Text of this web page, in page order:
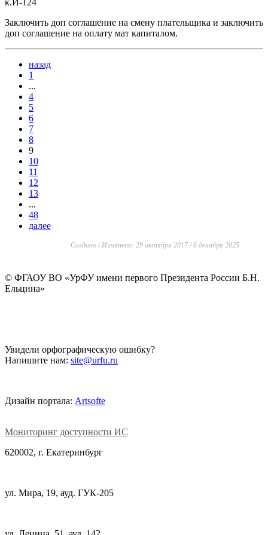
к.И-124
Заключить доп соглашение на смену плательщика и заключить
доп соглашение на оплату мат капиталом.
назад
1
...
4
5
6
7
8
9
10
11
12
13
...
48
далее
Создано / Изменено: 29 октября 2017 / 6 декабря 2025
© ФГАОУ ВО «УрФУ имени первого Президента России Б.Н.
Ельцина»
Увидели орфографическую ошибку?
Напишите нам: site@urfu.ru
Дизайн портала: Artsofte
Мониторинг доступности ИС
620002, г. Екатеринбург
ул. Мира, 19, ауд. ГУК-205